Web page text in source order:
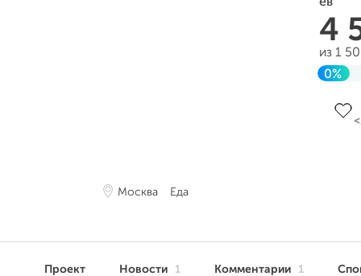
Москва Еда
4
из 1
0%
Проект Новости 1 Комментарии 1